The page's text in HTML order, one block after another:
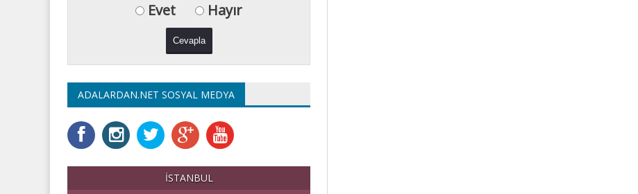
Evet Hayır
ADALARDAN.NET SOSYAL MEDYA
İSTANBUL